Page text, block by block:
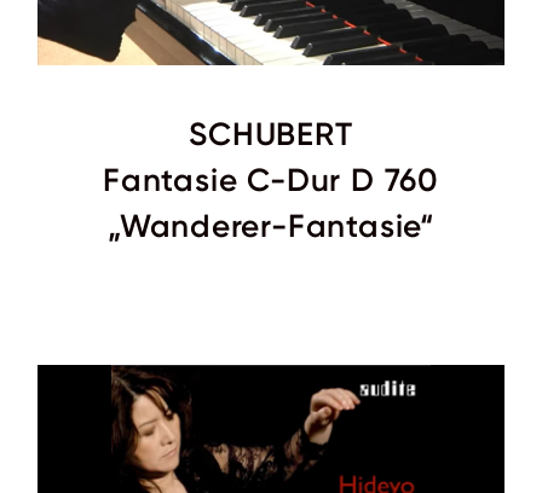
SCHUBERT
Fantasie C-Dur D 760
„Wanderer-Fantasie“